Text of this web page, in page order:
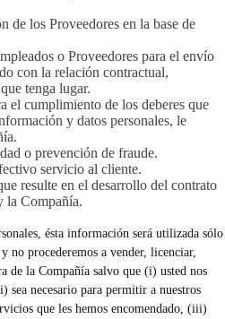
de los Proveedores en la base de
o Proveedores para el envío
con la relación contractual,
tenga lugar.
el cumplimiento de los deberes que
y datos personales, le
o prevención de fraude.
servicio al cliente.
resulte en el desarrollo del contrato
la Compañía.
ésta información será utilizada sólo
no procederemos a vender, licenciar,
de la Compañía salvo que (i) usted nos
sea necesario para permitir a nuestros
que les hemos encomendado, (iii)